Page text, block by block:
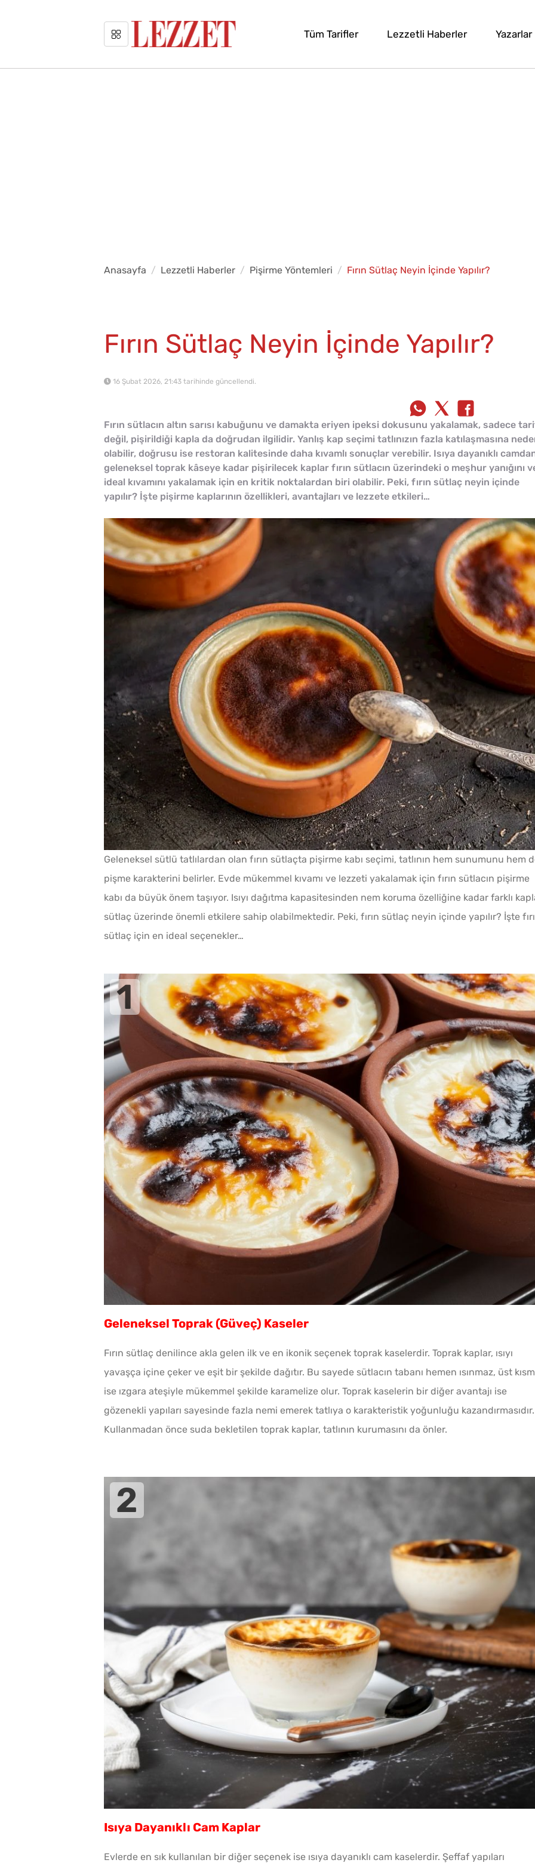
Tüm Tarifler Lezzetli Haberler Yazarlar
Anasayfa Lezzetli Haberler Pişirme Yöntemleri Fırın Sütlaç Neyin İçinde Yapılır?
Fırın Sütlaç Neyin İçinde Yapılır?
16 Şubat 2026, 21:43 tarihinde güncellendi.
Fırın sütlacın altın sarısı kabuğunu ve damakta eriyen ipeksi dokusunu yakalamak, sadece
değil, pişirildiği kapla da doğrudan ilgilidir. Yanlış kap seçimi tatlınızın fazla katılaşmasına
olabilir, doğrusu ise restoran kalitesinde daha kıvamlı sonuçlar verebilir. Isıya dayanıklı
geleneksel toprak kâseye kadar pişirilecek kaplar fırın sütlacın üzerindeki o meşhur yanığını
ideal kıvamını yakalamak için en kritik noktalardan biri olabilir. Peki, fırın sütlaç neyin içinde
yapılır? İşte pişirme kaplarının özellikleri, avantajları ve lezzete etkileri…
Ev Yapımı Domates Sosu
Kaç Yıl Dayanır?
Tarhana Hamuru Kaç Gün
Mayalandırılır?
Evde Elma Sirkesi
Yapmanın 4 Püf Noktası
Bayat Ekmeği Saniyeler
İçinde Taze Hale Getiren
Yöntem
Tarifi
10
Geleneksel sütlü tatlılardan olan fırın sütlaçta pişirme kabı seçimi, tatlının hem sunumunu hem
pişme karakterini belirler. Evde mükemmel kıvamı ve lezzeti yakalamak için fırın sütlacın pişirme
kabı da büyük önem taşıyor. Isıyı dağıtma kapasitesinden nem koruma özelliğine kadar farklı
sütlaç üzerinde önemli etkilere sahip olabilmektedir. Peki, fırın sütlaç neyin içinde yapılır? İşte
sütlaç için en ideal seçenekler…
Geleneksel Toprak (Güveç) Kaseler
Fırın sütlaç denilince akla gelen ilk ve en ikonik seçenek toprak kaselerdir. Toprak kaplar, ısıyı
yavaşça içine çeker ve eşit bir şekilde dağıtır. Bu sayede sütlacın tabanı hemen ısınmaz, üst
ise ızgara ateşiyle mükemmel şekilde karamelize olur. Toprak kaselerin bir diğer avantajı ise
gözenekli yapıları sayesinde fazla nemi emerek tatlıya o karakteristik yoğunluğu kazandırmasıdır.
Kullanmadan önce suda bekletilen toprak kaplar, tatlının kurumasını da önler.
Isıya Dayanıklı Cam Kaplar
Evlerde en sık kullanılan bir diğer seçenek ise ısıya dayanıklı cam kaselerdir. Şeffaf yapıları